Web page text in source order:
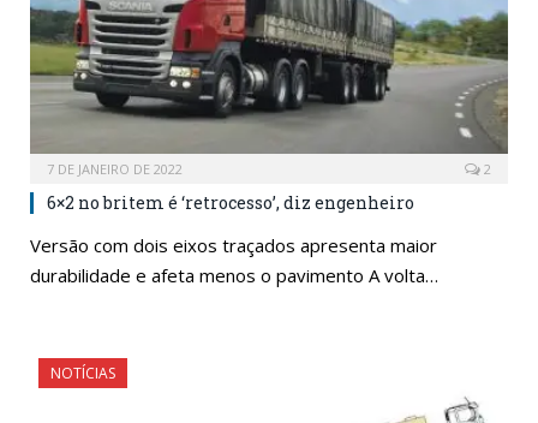
7 DE JANEIRO DE 2022 2
6×2 no britem é ‘retrocesso’, diz engenheiro
Versão com dois eixos traçados apresenta maior
durabilidade e afeta menos o pavimento A volta…
NOTÍCIAS